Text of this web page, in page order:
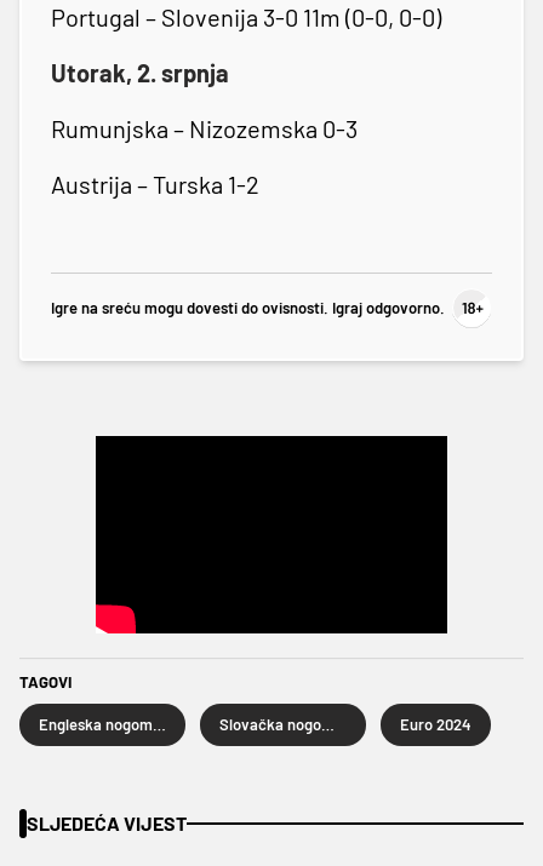
Portugal – Slovenija 3-0 11m (0-0, 0-0)
Utorak, 2. srpnja
Rumunjska – Nizozemska 0-3
Austrija – Turska 1-2
Igre na sreću mogu dovesti do ovisnosti. Igraj odgovorno.
TAGOVI
Euro 2024
SLJEDEĆA VIJEST